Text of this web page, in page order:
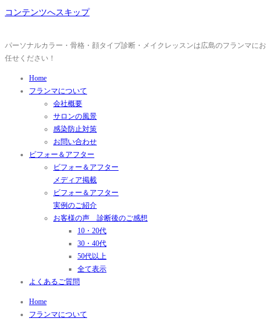
コンテンツへスキップ
パーソナルカラー・骨格・顔タイプ診断・メイクレッスンは広島のフランマにお
任せください！
Home
フランマについて
会社概要
サロンの風景
感染防止対策
お問い合わせ
ビフォー＆アフター
ビフォー＆アフター
メディア掲載
ビフォー＆アフター
実例のご紹介
お客様の声 診断後のご感想
10・20代
30・40代
50代以上
全て表示
よくあるご質問
Home
フランマについて